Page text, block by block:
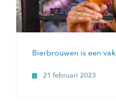
Bierbrouwen is een vak
21 februari 2023